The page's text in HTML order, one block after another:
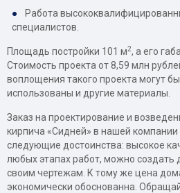
Работа
специалистов.
Площадь постройки 101 м2, а его
Стоимость проекта от 8,59 млн
воплощения такого проекта могут
использованы и другие материалы.
Заказ на проектирование и
кирпича «Сидней» в нашей компании
следующие достоинства: высокое
любых этапах работ, можно создать
своим чертежам. К тому же цена
экономически обоснованна.